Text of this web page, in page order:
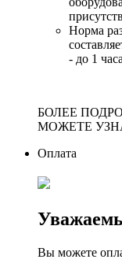
Норма
- до 1
БОЛЕЕ
МОЖЕТЕ
Оплата
Вы можете